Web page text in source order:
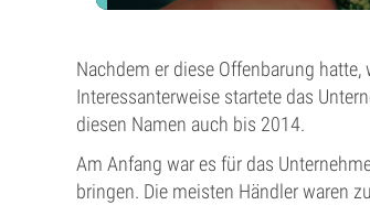
Nachdem er diese Offenbarung
Interessanterweise startete das
diesen Namen auch bis 2014.
Am Anfang war es für das
bringen. Die meisten Händler waren